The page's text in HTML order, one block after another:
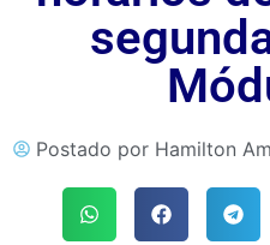
Postado por Hamilton